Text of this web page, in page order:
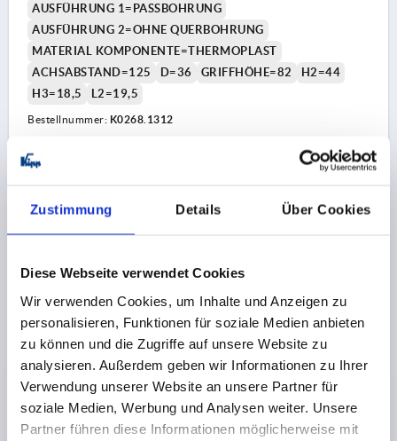
Zustimmung Details Über Cookies
Diese Webseite verwendet Cookies
Wir verwenden Cookies, um Inhalte und Anzeigen zu
personalisieren, Funktionen für soziale Medien anbieten
zu können und die Zugriffe auf unsere Website zu
analysieren. Außerdem geben wir Informationen zu Ihrer
Verwendung unserer Website an unsere Partner für
soziale Medien, Werbung und Analysen weiter. Unsere
Partner führen diese Informationen möglicherweise mit
AUSFÜHRUNG 1=PASSBOHRUNG
AUSFÜHRUNG 2=OHNE QUERBOHRUNG
MATERIAL KOMPONENTE=THERMOPLAST
ACHSABSTAND=125
D=36 GRIFFHÖHE=82
H2=44
H3=18,5
L2=19,5
Bestellnummer: K0268.1312
45,59 CHF
DETAILS
HANDKURBEL OHNE QUERBOHRUNG, PASSBOHRUNG
D2=14, A=125, H=139, FORM:B MIT SICHERHEITS-ZYL.
GRIFF, THERMOPLAST SCHWARZGRAU,